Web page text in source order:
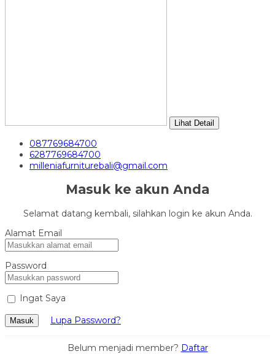
Lihat Detail
087769684700
6287769684700
milleniafurniturebali@gmail.com
Masuk ke akun Anda
Selamat datang kembali, silahkan login ke akun Anda.
Alamat Email
Password
Ingat Saya
Masuk Lupa Password?
Belum menjadi member? Daftar